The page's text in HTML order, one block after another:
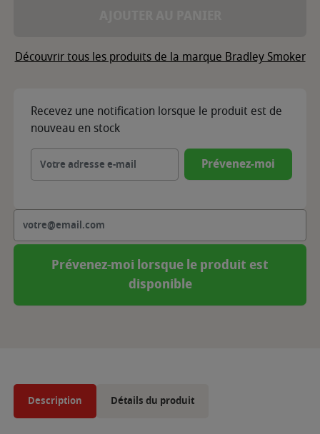
Découvrir tous les produits de la marque Bradley Smoker
Recevez une notification lorsque le produit est de
nouveau en stock
Prévenez-moi
Prévenez-moi lorsque le produit est
disponible
Description Détails du produit